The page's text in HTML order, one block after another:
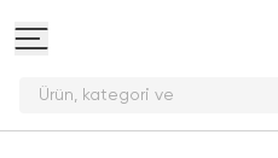
Ürün, kategor